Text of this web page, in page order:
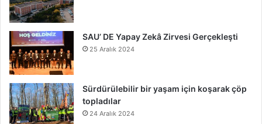
SAU’ DE Yapay Zekâ Zirvesi Gerçekleşti
25 Aralık 2024
Sürdürülebilir bir yaşam için koşarak çöp
topladılar
24 Aralık 2024